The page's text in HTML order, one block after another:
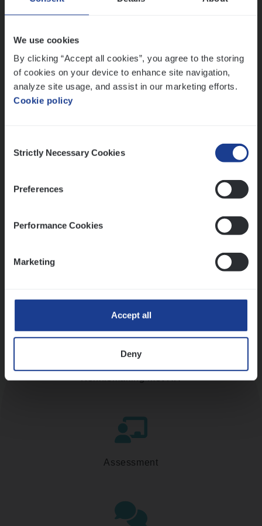
We use cookies
By clicking “Accept all cookies”, you agree to the storing
of cookies on your device to enhance site navigation,
analyze site usage, and assist in our marketing efforts.
Cookie policy
Selection
Strictly Necessary Cookies
Preferences
Performance Cookies
Marketing
Accept all
Deny
Lees onze verhalen
humor
werk
Kennismaking met HR
Assessment